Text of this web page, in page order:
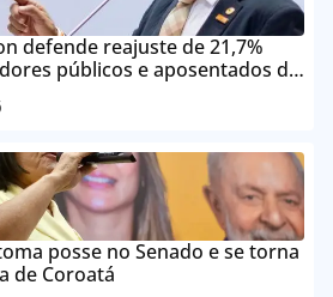
defende reajuste de 21,7%
públicos e aposentados do
posse no Senado e se torna
de Coroatá